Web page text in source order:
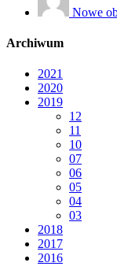
Nowe
Archiwum
2021
2020
2019
12
11
10
07
06
05
04
03
2018
2017
2016